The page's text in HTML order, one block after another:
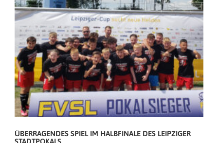
ÜBERRAGENDES SPIEL IM HALBFINALE DES LEIPZIGER
STADTPOKALS